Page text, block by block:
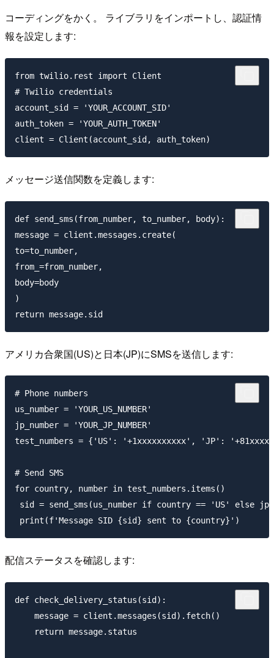
コーディングをかく。 ライブラリをインポートし、認証情
報を設定します:
from twilio.rest import Client
# Twilio credentials
account_sid = 'YOUR_ACCOUNT_SID'
auth_token = 'YOUR_AUTH_TOKEN'
メッセージ送信関数を定義します:
def send_sms(from_number, to_number, body):
message = client.messages.create(
to=to_number,
from_=from_number,
body=body
)
アメリカ合衆国(US)と日本(JP)にSMSを送信します:
# Phone numbers
us_number = 'YOUR_US_NUMBER'
jp_number = 'YOUR_JP_NUMBER'
test_numbers = {'US': '+1xxxxxxxxxx', 'JP':
# Send SMS
for country, number in test_numbers.items()
sid = send_sms(us_number if country == 'US' else
配信ステータスを確認します:
def check_delivery_status(sid):
    message = client.messages(sid).fetch()
    return message.status